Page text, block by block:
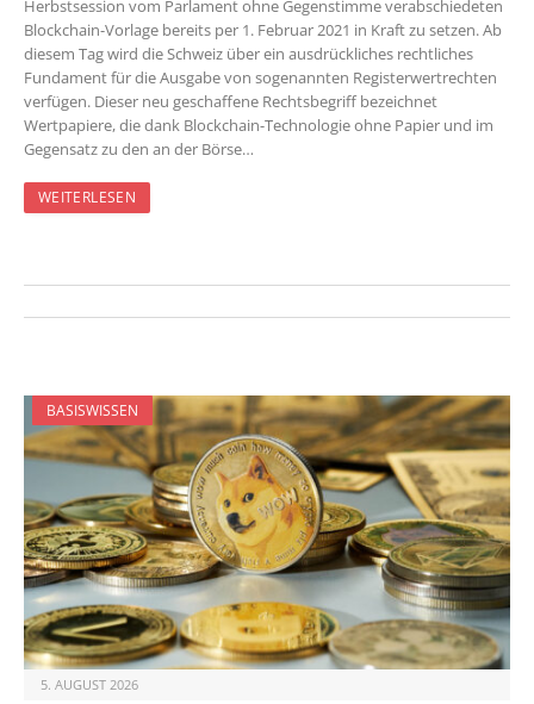
Herbstsession vom Parlament ohne Gegenstimme verabschiedeten
Blockchain-Vorlage bereits per 1. Februar 2021 in Kraft zu setzen. Ab
diesem Tag wird die Schweiz über ein ausdrückliches rechtliches
Fundament für die Ausgabe von sogenannten Registerwertrechten
verfügen. Dieser neu geschaffene Rechtsbegriff bezeichnet
Wertpapiere, die dank Blockchain-Technologie ohne Papier und im
Gegensatz zu den an der Börse…
WEITERLESEN
BASISWISSEN
5. AUGUST 2026